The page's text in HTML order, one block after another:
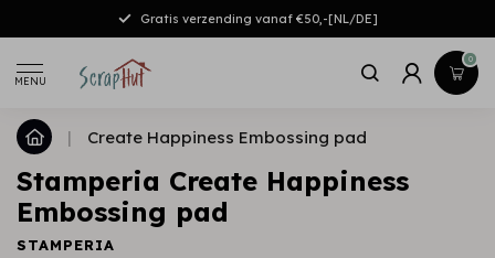
Gratis verzending vanaf €50,-[NL/DE]
MENU
0
| Create Happiness Embossing pad
Stamperia Create Happiness
Embossing pad
STAMPERIA